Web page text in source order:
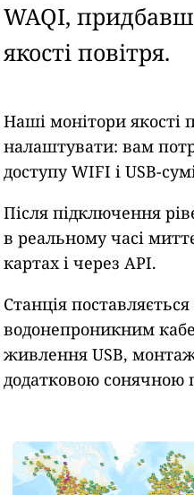
WAQI,
якості повітря.
Наші монітори якості
налаштувати: вам
доступу WIFI і USB-
Після підключення
в реальному часі
картах і через API.
Станція
водонепроникним
живлення USB,
додатковою сонячною